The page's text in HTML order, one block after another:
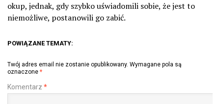
okup, jednak, gdy szybko uświadomili sobie, że jest to
niemożliwe, postanowili go zabić.
POWIĄZANE TEMATY:
Twój adres email nie zostanie opublikowany. Wymagane pola są
oznaczone *
Komentarz *